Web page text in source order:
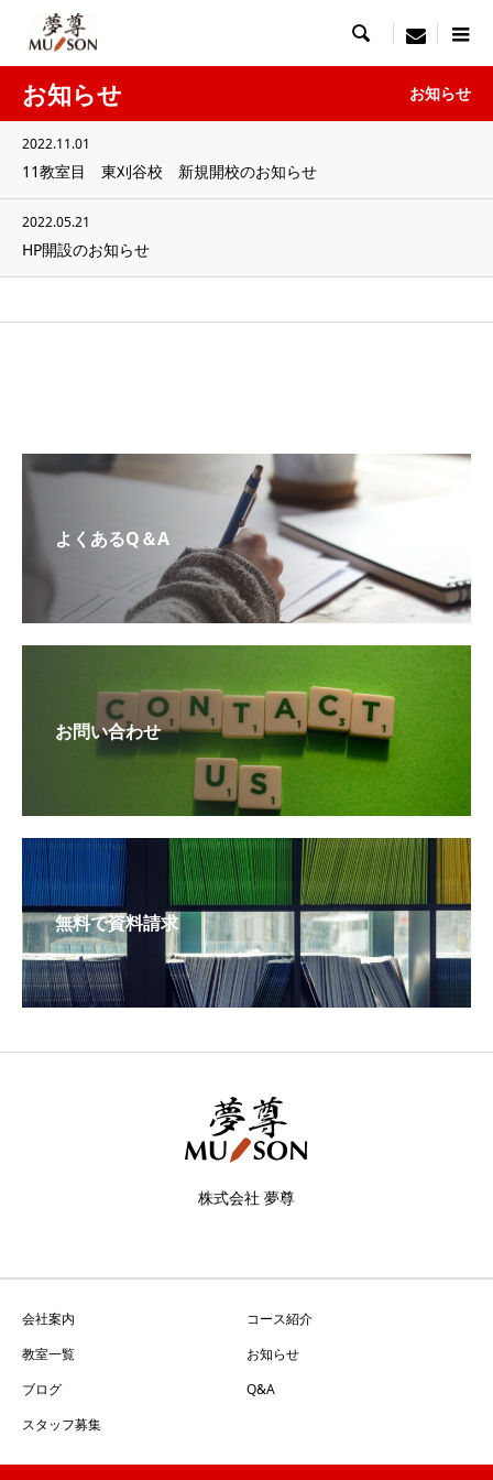
 menu
お知らせ お知らせ
2022.11.01
11教室目 東刈谷校 新規開校のお知らせ
2022.05.21
HP開設のお知らせ
よくあるQ＆A
お問い合わせ
無料で資料請求
株式会社 夢尊
会社案内
コース紹介
教室一覧
お知らせ
ブログ
Q&A
スタッフ募集